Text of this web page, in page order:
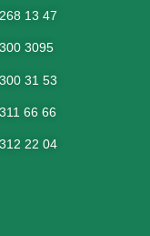
13 47
3095
31 53
66 66
22 04